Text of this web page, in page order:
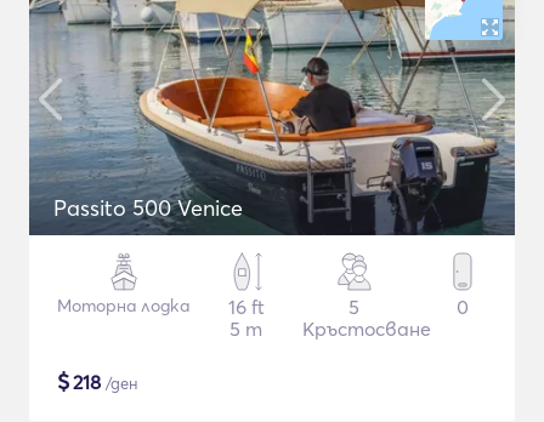
Passito 500 Venice
Моторна лодка
16 ft
5 m
5
Кръстосване
0
$218 /ден